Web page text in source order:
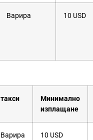
Варира 10 USD
такси
Минимално
изплащане
Варира 10 USD